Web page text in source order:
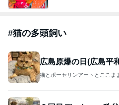
#猫の多頭飼い
広島原爆の日(広島平
猫とポーセリンアートとここま